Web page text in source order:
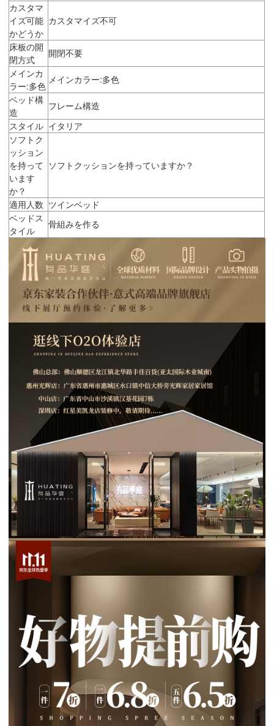
カスタマ
イズ可能
かどうか
カスタマイズ不可
床板の開
閉方式
開閉不要
メインカ
ラー:多色
メインカラー:多色
ベッド構
造
フレーム構造
スタイル イタリア
ソフトク
ッション
を持って
います
か？
ソフトクッションを持っていますか？
適用人数 ツインベッド
ベッドス
タイル
骨組みを作る